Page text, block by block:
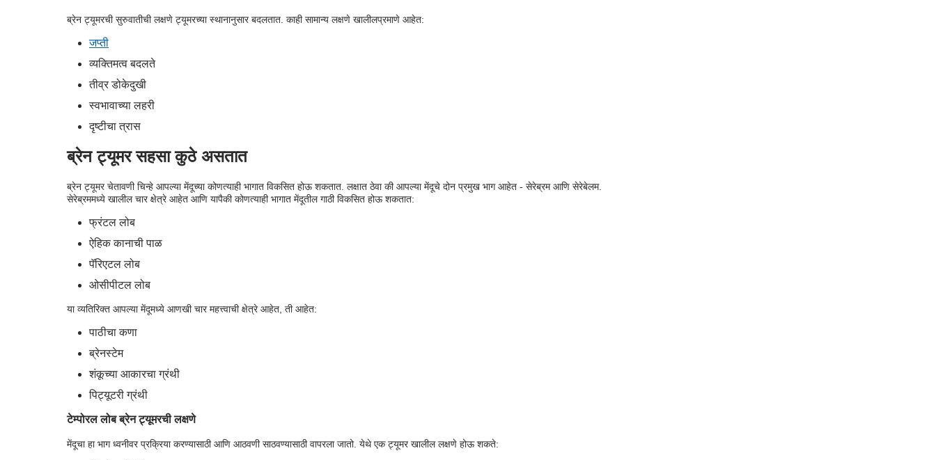
ब्रेन ट्यूमरची सुरुवातीची लक्षणे ट्यूमरच्या स्थानानुसार बदलतात. काही सामान्य लक्षणे खालीलप्रमाणे आहेत:
जप्ती
व्यक्तिमत्व बदलते
तीव्र डोकेदुखी
स्वभावाच्या लहरी
दृष्टीचा त्रास
ब्रेन ट्यूमर सहसा कुठे असतात
ब्रेन ट्यूमर चेतावणी चिन्हे आपल्या मेंदूच्या कोणत्याही भागात विकसित होऊ शकतात. लक्षात ठेवा की आपल्या मेंदूचे दोन प्रमुख भाग आहेत - सेरेब्रम आणि सेरेबेलम.
सेरेब्रममध्ये खालील चार क्षेत्रे आहेत आणि यापैकी कोणत्याही भागात मेंदूतील गाठी विकसित होऊ शकतात:
फ्रंटल लोब
ऐहिक कानाची पाळ
पॅरिएटल लोब
ओसीपीटल लोब
या व्यतिरिक्त आपल्या मेंदूमध्ये आणखी चार महत्त्वाची क्षेत्रे आहेत, ती आहेत:
पाठीचा कणा
ब्रेनस्टेम
शंकूच्या आकारचा ग्रंथी
पिट्यूटरी ग्रंथी
टेम्पोरल लोब ब्रेन ट्यूमरची लक्षणे
मेंदूचा हा भाग ध्वनीवर प्रक्रिया करण्यासाठी आणि आठवणी साठवण्यासाठी वापरला जातो. येथे एक ट्यूमर खालील लक्षणे होऊ शकते: